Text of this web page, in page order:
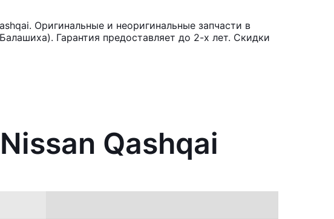
Оригинальные и неоригинальные запчасти в
Гарантия предоставляет до 2-х лет. Скидки
Qashqai